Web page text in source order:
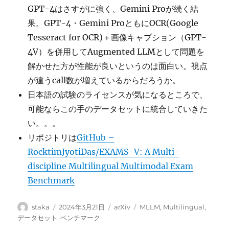
GPT-4はさすがに強く、Gemini Proが続く結
果。GPT-4・Gemini ProともにOCR(Google
Tesseract for OCR)＋画像キャプション（GPT-
4V）を併用してAugmented LLMとして問題を
解かせた方が性能が良いというのは面白い。視点
が違うcall数が増えているからだろうか。
日本語の試験のライセンスが気になるところで、
可能ならこの手のデータセットに統合していきた
い。。。
リポジトリはGitHub –
RocktimJyotiDas/EXAMS-V: A Multi-
discipline Multilingual Multimodal Exam
Benchmark
投
稿
staka
投
稿
2024年3月21日
カ
arXiv
タ
MLLM, Multilingual,
データセット ,ベンチマーク